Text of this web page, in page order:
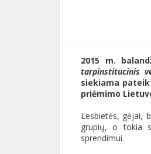
2015 m.
tarpinstitucinis
siekiama
priėmimo
Lesbietės, gėjai,
grupių, o tokia
sprendimui.